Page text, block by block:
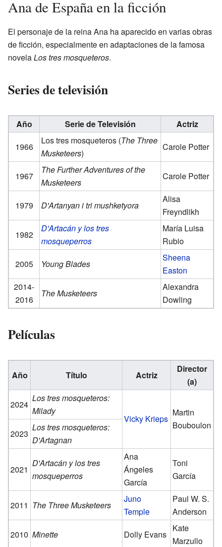
Ana de España en la ficción
El personaje de la reina Ana ha aparecido en varias obras
de ficción, especialmente en adaptaciones de la famosa
novelaLos tres mosqueteros.
Series de televisión
Año Serie de Televisión
Actriz
1966
Los tres mosqueteros (The Three
Musketeers)
Carole Potter
1967
The Further Adventures of the
Musketeers
Carole Potter
1979 D'Artanyan i tri mushketyora
Alisa
Freyndlikh
1982
D'Artacán y los tres
mosqueperros
María Luisa
Rubio
2005
Young Blades
Sheena
Easton
2014-
2016
The Musketeers
Alexandra
Dowling
Películas
Año Título Actriz
Director
(a)
2024
Los tres mosqueteros:
Milady
Vicky Krieps
Martin
Bouboulon
2023
Los tres mosqueteros:
D'Artagnan
2021
D'Artacán y los tres
mosqueperros
Ana
Ángeles
García
Toni
García
2011 The Three Musketeers
Juno
Temple
Paul W. S.
Anderson
2010 Minette Dolly Evans
Kate
Marzullo